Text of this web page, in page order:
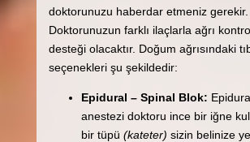
doktorunuzu haberdar etmeniz gerekir.
Doktorunuzun farklı ilaçlarla ağrı
desteği olacaktır. Doğum ağrısındaki
seçenekleri şu şekildedir:
Epidural – Spinal Blok:
anestezi doktoru ince bir iğne
bir tüpü (kateter) sizin belinize